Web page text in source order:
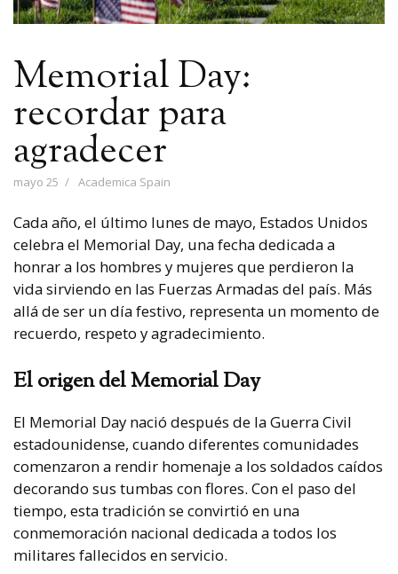
Memorial Day:
recordar para
agradecer
mayo 25 Academica Spain
Cada año, el último lunes de mayo, Estados Unidos
celebra el Memorial Day, una fecha dedicada a
honrar a los hombres y mujeres que perdieron la
vida sirviendo en las Fuerzas Armadas del país. Más
allá de ser un día festivo, representa un momento de
recuerdo, respeto y agradecimiento.
El origen del Memorial Day
El Memorial Day nació después de la Guerra Civil
estadounidense, cuando diferentes comunidades
comenzaron a rendir homenaje a los soldados caídos
decorando sus tumbas con flores. Con el paso del
tiempo, esta tradición se convirtió en una
conmemoración nacional dedicada a todos los
militares fallecidos en servicio.